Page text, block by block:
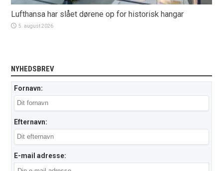
Lufthansa har slået dørene op for historisk hangar
5. august 2026
NYHEDSBREV
Fornavn:
Efternavn:
E-mail adresse: